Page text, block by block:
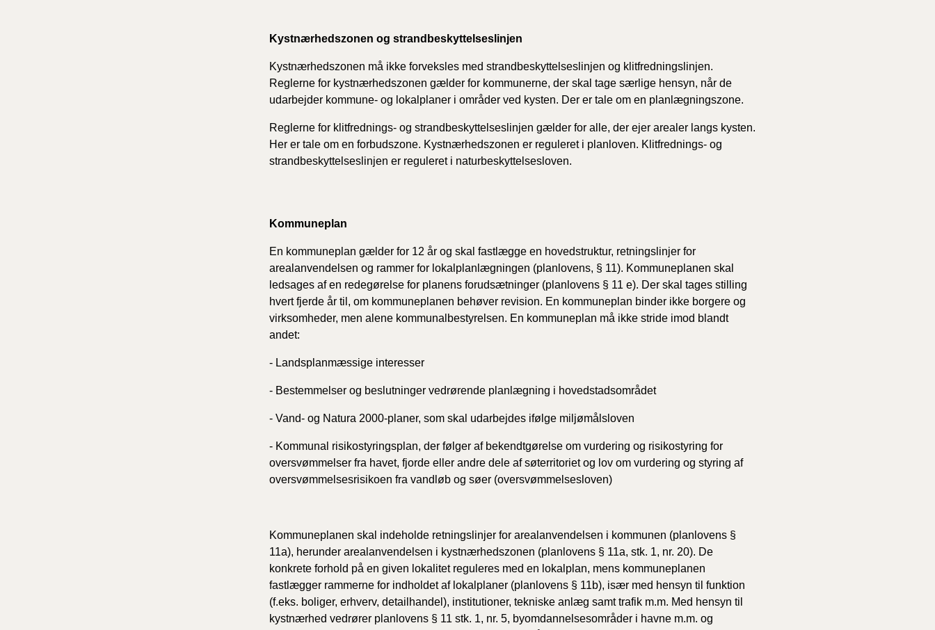
Kystnærhedszonen og strandbeskyttelseslinjen
Kystnærhedszonen må ikke forveksles med strandbeskyttelseslinjen og klitfredningslinjen.
Reglerne for kystnærhedszonen gælder for kommunerne, der skal tage særlige hensyn, når de
udarbejder kommune- og lokalplaner i områder ved kysten. Der er tale om en planlægningszone.
Reglerne for klitfrednings- og strandbeskyttelseslinjen gælder for alle, der ejer arealer langs kysten.
Her er tale om en forbudszone. Kystnærhedszonen er reguleret i planloven. Klitfrednings- og
strandbeskyttelseslinjen er reguleret i naturbeskyttelsesloven.
Kommuneplan
En kommuneplan gælder for 12 år og skal fastlægge en hovedstruktur, retningslinjer for
arealanvendelsen og rammer for lokalplanlægningen (planlovens, § 11). Kommuneplanen skal
ledsages af en redegørelse for planens forudsætninger (planlovens § 11 e). Der skal tages stilling
hvert fjerde år til, om kommuneplanen behøver revision. En kommuneplan binder ikke borgere og
virksomheder, men alene kommunalbestyrelsen. En kommuneplan må ikke stride imod blandt
andet:
- Landsplanmæssige interesser
- Bestemmelser og beslutninger vedrørende planlægning i hovedstadsområdet
- Vand- og Natura 2000-planer, som skal udarbejdes ifølge miljømålsloven
- Kommunal risikostyringsplan, der følger af bekendtgørelse om vurdering og risikostyring for
oversvømmelser fra havet, fjorde eller andre dele af søterritoriet og lov om vurdering og styring af
oversvømmelsesrisikoen fra vandløb og søer (oversvømmelsesloven)
Kommuneplanen skal indeholde retningslinjer for arealanvendelsen i kommunen (planlovens §
11a), herunder arealanvendelsen i kystnærhedszonen (planlovens § 11a, stk. 1, nr. 20). De
konkrete forhold på en given lokalitet reguleres med en lokalplan, mens kommuneplanen
fastlægger rammerne for indholdet af lokalplaner (planlovens § 11b), især med hensyn til funktion
(f.eks. boliger, erhverv, detailhandel), institutioner, tekniske anlæg samt trafik m.m. Med hensyn til
kystnærhed vedrører planlovens § 11 stk. 1, nr. 5, byomdannelsesområder i havne m.m. og